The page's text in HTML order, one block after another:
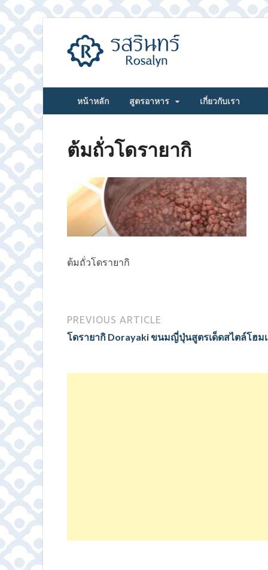
หน้าหลัก สูตรอาหาร เกี่ยวกับเรา
ต้มถั่วโดรายากิ
ต้มถั่วโดรายากิ
PREVIOUS ARTICLE
โดรายากิ Dorayaki ขนมญี่ปุ่นสูตรเด็ดสไตล์โฮม